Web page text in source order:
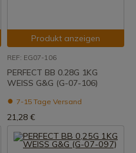
Produkt anzeigen
REF: EG07-106
PERFECT BB 0.28G 1KG
WEISS G&G (G-07-106)
7-15 Tage Versand
21,28 €